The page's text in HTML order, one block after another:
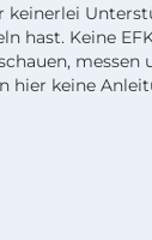
keinerlei
hast. Keine
messen
hier keine